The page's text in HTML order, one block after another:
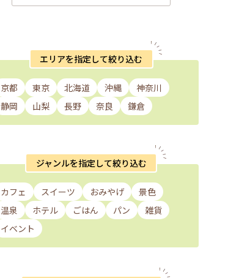
エリアを指定して絞り込む
京都 東京 北海道 沖縄
神奈川
静岡
山梨 長野 奈良 鎌倉
ジャンルを指定して絞り込む
カフェ スイーツ おみやげ
景色
温泉
ホテル ごはん パン
雑貨
イベント